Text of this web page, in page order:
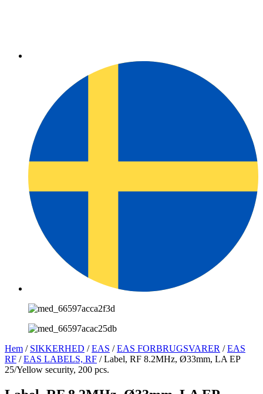
Hem / SIKKERHED /EAS /EAS FORBRUGSVARER /EAS
RF /EAS LABELS, RF / Label, RF 8.2MHz, Ø33mm, LA EP
25/Yellow security, 200 pcs.